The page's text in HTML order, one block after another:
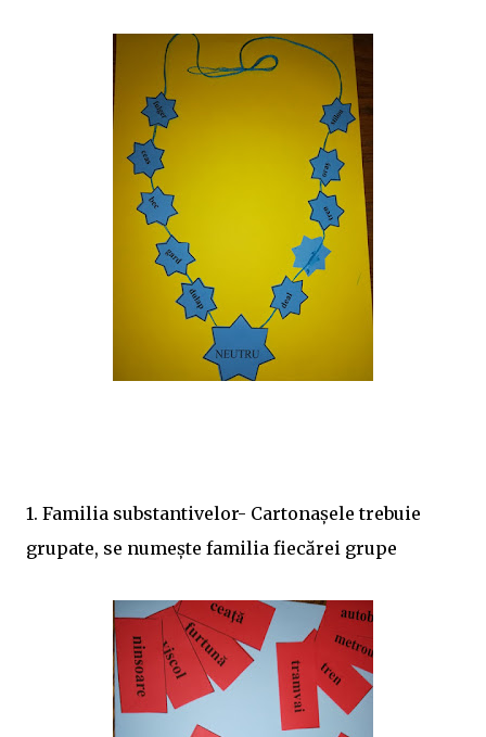
didactice/iancu-de-hunedoara-schita-lectiei-2 💥Jocuri
pe wordwall: quiz etichete Mult succes! Ilona
1. Familia substantivelor- Cartonaşele trebuie
grupate, se numeşte familia fiecărei grupe